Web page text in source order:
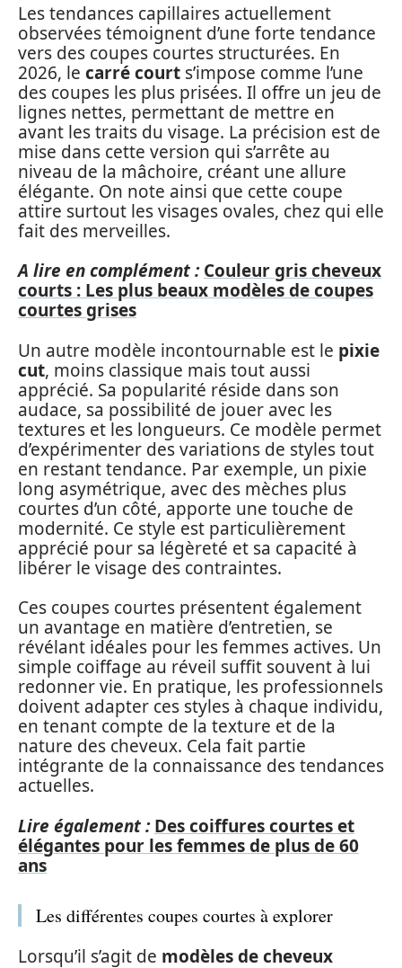
Les tendances capillaires actuellement
observées témoignent d’une forte tendance
vers des coupes courtes structurées. En
2026, le carré court s’impose comme l’une
des coupes les plus prisées. Il offre un jeu de
lignes nettes, permettant de mettre en
avant les traits du visage. La précision est de
mise dans cette version qui s’arrête au
niveau de la mâchoire, créant une allure
élégante. On note ainsi que cette coupe
attire surtout les visages ovales, chez qui elle
fait des merveilles.
A lire en complément : Couleur gris cheveux
courts : Les plus beaux modèles de coupes
courtes grises
Un autre modèle incontournable est le pixie
cut, moins classique mais tout aussi
apprécié. Sa popularité réside dans son
audace, sa possibilité de jouer avec les
textures et les longueurs. Ce modèle permet
d’expérimenter des variations de styles tout
en restant tendance. Par exemple, un pixie
long asymétrique, avec des mèches plus
courtes d’un côté, apporte une touche de
modernité. Ce style est particulièrement
apprécié pour sa légèreté et sa capacité à
libérer le visage des contraintes.
Ces coupes courtes présentent également
un avantage en matière d’entretien, se
révélant idéales pour les femmes actives. Un
simple coiffage au réveil suffit souvent à lui
redonner vie. En pratique, les professionnels
doivent adapter ces styles à chaque individu,
en tenant compte de la texture et de la
nature des cheveux. Cela fait partie
intégrante de la connaissance des tendances
actuelles.
Lire également : Des coiffures courtes et
élégantes pour les femmes de plus de 60
ans
Les différentes coupes courtes à explorer
Lorsqu’il s’agit de modèles de cheveux